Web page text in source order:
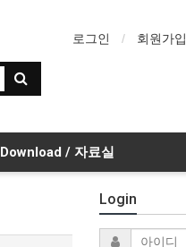
로그인 회원가입
Download / 자료실
Login